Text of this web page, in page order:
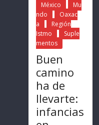
México
Mu
ndo
Oaxac
a
Región
Istmo
Suple
mentos
Buen
camino
ha de
llevarte:
infancias